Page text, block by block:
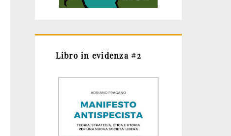
Libro in evidenza #2